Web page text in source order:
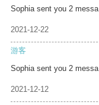
Sophia sent you 2 messa
2021-12-22
游客
Sophia sent you 2 messa
2021-12-12